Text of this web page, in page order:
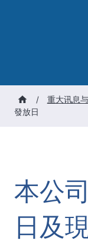
/ 重大讯息
發放日
本公
日及